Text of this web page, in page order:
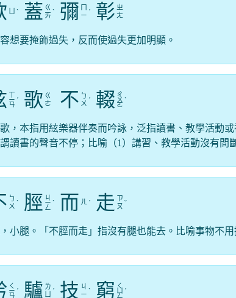
ˋ 蓋 ㄍ
ㄞ ˋ 彌 ㄇ
ㄧ ˊ 彰 ㄓ
ㄤ
想要掩飾過失，反而使過失更加明顯。
ㄒ
ㄧ
ㄢ
ˊ 歌 ㄍ
ㄜ
不 ㄅ
ㄨ ˊ 輟 ㄔ
ㄨ
ㄛ
ˋ
，本指用絃樂器伴奏而吟詠，泛指讀書、教學活動或
讀書的聲音不停；比喻（1）講習、教學活動沒有間
ㄅ
ㄨ ˋ 脛 ㄐ
ㄧ
ㄥ
ˋ 而 ㄦ ˊ 走 ㄗ
ㄡ ˇ
小腿。「不脛而走」指沒有腿也能去。比喻事物不
ㄑ
ㄧ
ㄢ
ˊ 驢 ㄌ
ˊ 技 ㄐ
ㄧ ˋ 窮 ㄑ
ㄩ
ㄥ
ˊ